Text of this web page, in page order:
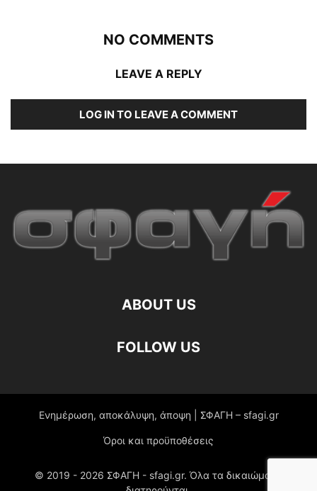
NO COMMENTS
LEAVE A REPLY
LOG IN TO LEAVE A COMMENT
ABOUT US
FOLLOW US
Ενημέρωση, αποκάλυψη, άποψη | ΣΦΑΓΗ – sfagi.gr
Όροι και προϋποθέσεις
© 2019 - 2026 ΣΦΑΓΗ - sfagi.gr. Όλα τα δικαιώματα